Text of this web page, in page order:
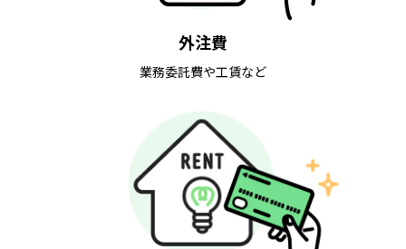
外注費
業務委託費や工賃など